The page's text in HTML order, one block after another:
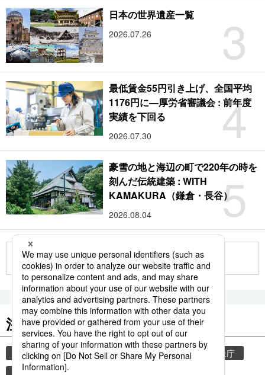
3
日本の世界遺産一覧
2026.07.26
4
最低賃金55円引き上げ、全国平均
1176円に―厚労省審議会 : 前年度
実績を下回る
2026.07.30
5
豪雪の地と海辺の町で220年の時を
刻んだ伝統建築 : WITH
KAMAKURA（鎌倉・長谷）
2026.08.04
もっと見る
注目のキーワード
共同通信ニュース 気象・災害 災害
気象庁